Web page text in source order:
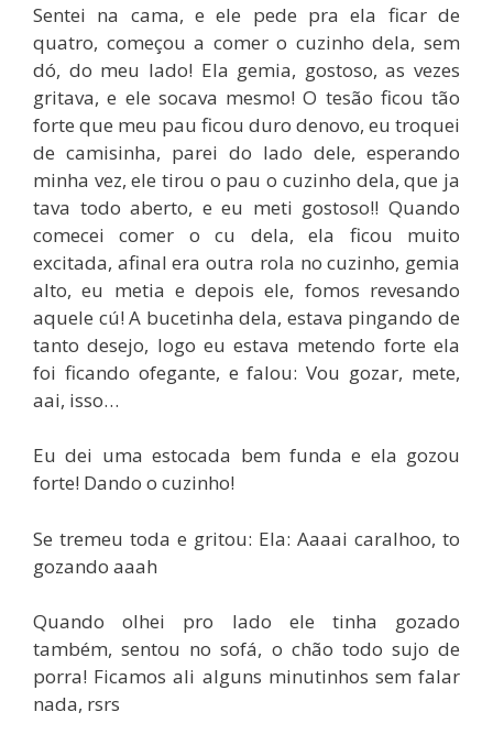
Sentei na cama, e ele pede pra ela ficar de
quatro, começou a comer o cuzinho dela, sem
dó, do meu lado! Ela gemia, gostoso, as vezes
gritava, e ele socava mesmo! O tesão ficou tão
forte que meu pau ficou duro denovo, eu troquei
de camisinha, parei do lado dele, esperando
minha vez, ele tirou o pau o cuzinho dela, que ja
tava todo aberto, e eu meti gostoso!! Quando
comecei comer o cu dela, ela ficou muito
excitada, afinal era outra rola no cuzinho, gemia
alto, eu metia e depois ele, fomos revesando
aquele cú! A bucetinha dela, estava pingando de
tanto desejo, logo eu estava metendo forte ela
foi ficando ofegante, e falou: Vou gozar, mete,
aai, isso…
Eu dei uma estocada bem funda e ela gozou
forte! Dando o cuzinho!
Se tremeu toda e gritou: Ela: Aaaai caralhoo, to
gozando aaah
Quando olhei pro lado ele tinha gozado
também, sentou no sofá, o chão todo sujo de
porra! Ficamos ali alguns minutinhos sem falar
nada, rsrs